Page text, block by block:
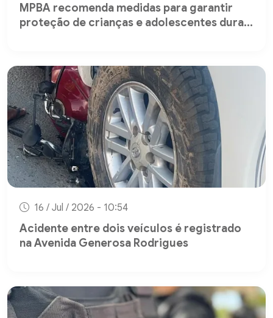
MPBA recomenda medidas para garantir
proteção de crianças e adolescentes dura...
16 / Jul / 2026 - 10:54
Acidente entre dois veículos é registrado
na Avenida Generosa Rodrigues